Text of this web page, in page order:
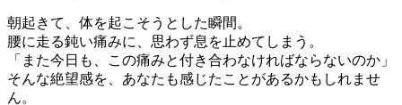
朝起きて、体を起こそうとした瞬間。
腰に走る鈍い痛みに、思わず息を止めてしまう。
「また今日も、この痛みと付き合わなければならないのか」
そんな絶望感を、あなたも感じたことがあるかもしれませ
ん。